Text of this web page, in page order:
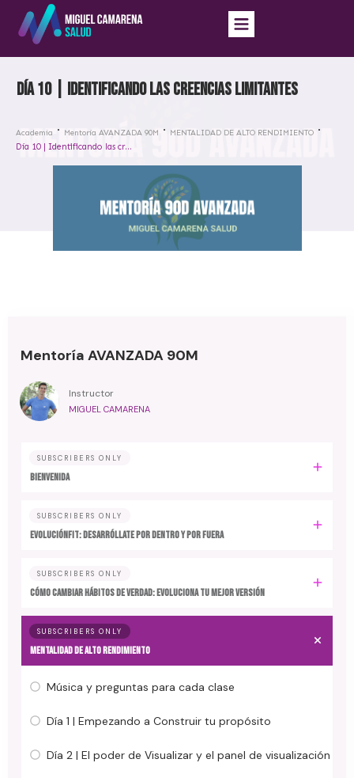
Día 10 | Identificando las creencias limitantes
Academia Mentoría AVANZADA 90M MENTALIDAD DE ALTO RENDIMIENTO
Día 10 | Identificando las creencias limitantes
Mentoría AVANZADA 90M
Instructor
MIGUEL CAMARENA
SUBSCRIBERS ONLY
BIENVENIDA
SUBSCRIBERS ONLY
EvoluciónFit: desarróllate por dentro y por fuera
SUBSCRIBERS ONLY
Cómo cambiar hábitos de verdad: evoluciona tu mejor versión
SUBSCRIBERS ONLY
MENTALIDAD DE ALTO RENDIMIENTO
Música y preguntas para cada clase
Día 1 | Empezando a Construir tu propósito
Día 2 | El poder de Visualizar y el panel de visualización